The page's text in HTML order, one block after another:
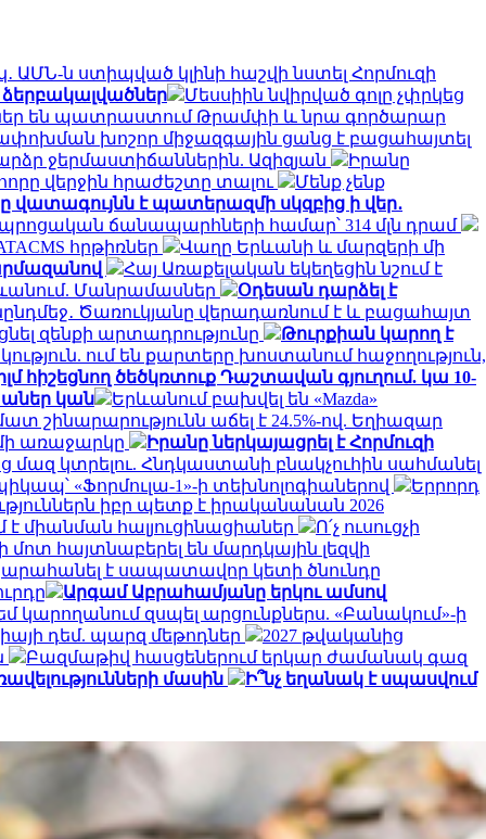
ԱՄՆ-ն ստիպված կլինի հաշվի նստել Հորմուզի
Մեսսիին նվիրված գոլը չփրկեց
են պատրաստում Թրամփի և նրա գործարար
խոշոր միջազգային ցանց է բացահայտել
ջերմաստիճաններին. Ազիզյան
Իրանը
վերջին հրաժեշտը տալու
Մենք չենք
վատագույնն է պատերազմի սկզբից ի վեր․
ճանապարհների համար՝ 314 մլն դրամ
հրթիռներ
Վաղը Երևանի և մարզերի մի
Հայ Առաքելական եկեղեցին նշում է
Մանրամասներ
Օդեսան դարձել է
Ծառուկյանը վերադառնում է և բացահայտ
զենքի արտադրությունը
Թուրքիան կարող է
ում են քարտերը խոստանում հաջողություն,
հիշեցնող ծեծկռտուք Դաշտավան գյուղում. կա 10-
կան
Երևանում բախվել են «Mazda»
շինարարությունն աճել է 24.5%-ով. Եղիազար
առաջարկը
Իրանը ներկայացրել է Հորմուզի
մազ կտրելու. Հնդկաստանի բնակչուհին սահմանել
«Ֆորմուլա-1»-ի տեխնոլոգիաներով
Երրորդ
իբր պետք է իրականանան 2026
միանման հալյուցինացիաներ
Ո՛չ ուսուցչի
հայտնաբերել են մարդկային լեզվի
է սապատավոր կետի ծնունդը
Արգամ Աբրահամյանը երկու ամսով
կարողանում զսպել արցունքներս. «Բանակում»-ի
դեմ. պարզ մեթոդներ
2027 թվականից
Բազմաթիվ հասցեներում երկար ժամանակ գազ
մասին
Ի՞նչ եղանակ է սպասվում